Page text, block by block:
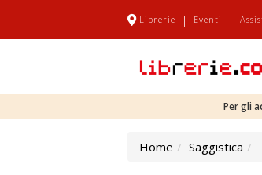
Librerie | Eventi |
Per gli
Home Saggistica